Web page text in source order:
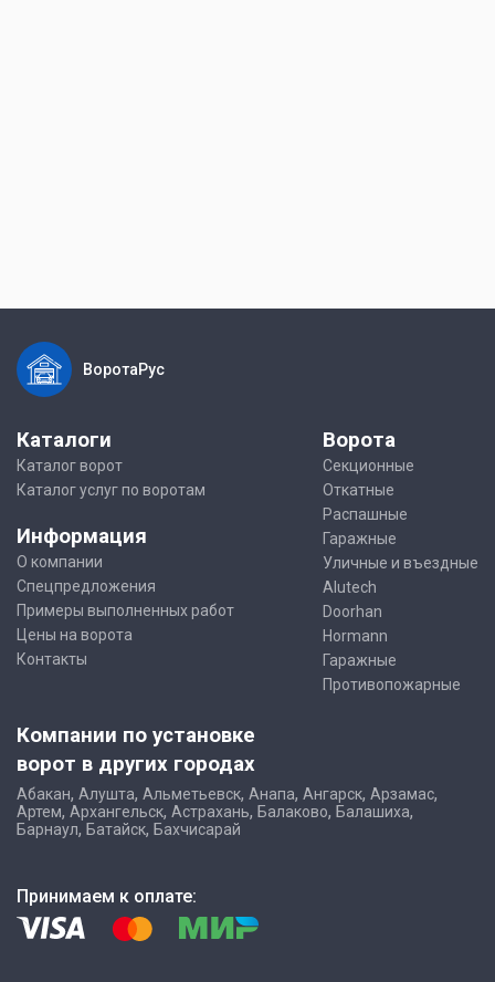
ВоротаРус
Каталоги
Каталог ворот
Каталог услуг по воротам
Информация
О компании
Спецпредложения
Примеры выполненных работ
Цены на ворота
Контакты
Ворота
Секционные
Откатные
Распашные
Гаражные
Уличные и въездные
Alutech
Doorhan
Hormann
Гаражные
Противопожарные
Компании по установке
ворот в других городах
Абакан, Алушта, Альметьевск, Анапа, Ангарск, Арзамас,
Артем, Архангельск, Астрахань, Балаково, Балашиха,
Барнаул, Батайск, Бахчисарай
Принимаем к оплате: